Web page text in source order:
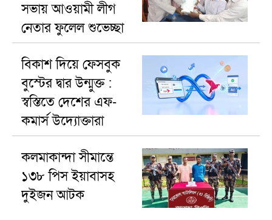
সভায় আওয়ামী লীগ
নেতার ফুলেল শুভেচ্ছা
নিয়ে বিতর্ক
বিকাশ দিয়ে ফেসবুক
বুস্টের দ্বার উন্মুক্ত :
স্বস্তিতে দেশের এফ-
কমার্স উদ্যোক্তারা
কলমাকান্দা সীমান্তে
১৩৮ পিস ইয়াবাসহ
দুইজন আটক